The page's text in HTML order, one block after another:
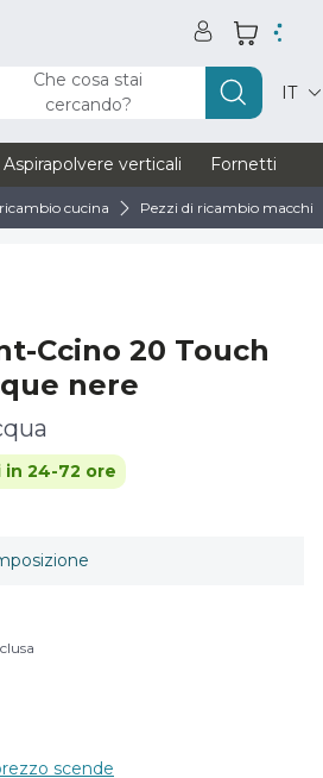
Che cosa stai
cercando?
IT
Aspirapolvere verticali Fornetti
cucina Pezzi di ricambio
Ccino 20 Touch
nere
in 24-72 ore
scende